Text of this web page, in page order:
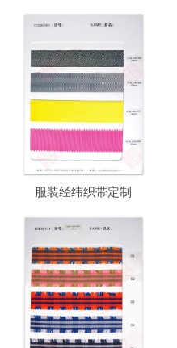
服装经纬织带定制